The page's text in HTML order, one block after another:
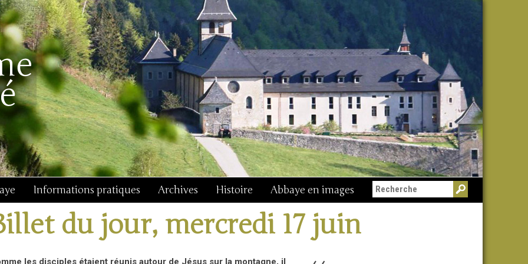
Informations pratiques Archives Histoire Abbaye en images
du jour, mercredi 17 juin
les disciples étaient réunis autour de Jésus sur la montagne, il